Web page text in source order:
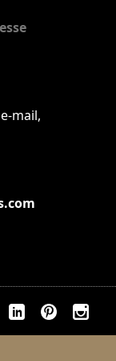
mail,